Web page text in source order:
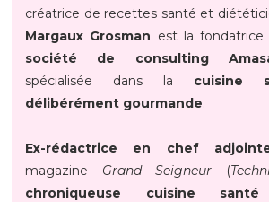
créatrice de recettes santé et
Margaux Grosman est la fondatrice
société de consulting
spécialisée dans la cuisine
délibérément gourmande.
Ex-rédactrice en chef
magazine Grand Seigneur (
chroniqueuse cuisine santé